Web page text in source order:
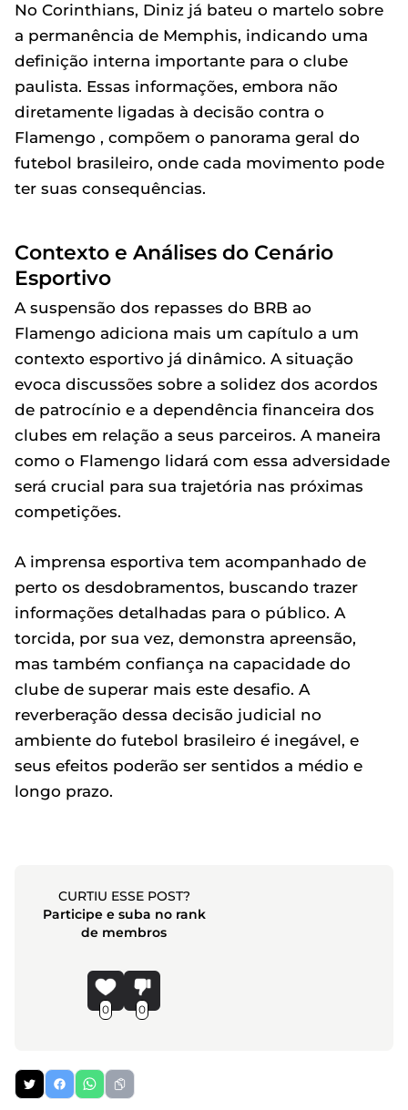
No Corinthians, Diniz já bateu o martelo sobre
a permanência de Memphis, indicando uma
definição interna importante para o clube
paulista. Essas informações, embora não
diretamente ligadas à decisão contra o
Flamengo , compõem o panorama geral do
futebol brasileiro, onde cada movimento pode
ter suas consequências.
Contexto e Análises do Cenário
Esportivo
A suspensão dos repasses do BRB ao
Flamengo adiciona mais um capítulo a um
contexto esportivo já dinâmico. A situação
evoca discussões sobre a solidez dos acordos
de patrocínio e a dependência financeira dos
clubes em relação a seus parceiros. A maneira
como o Flamengo lidará com essa adversidade
será crucial para sua trajetória nas próximas
competições.
A imprensa esportiva tem acompanhado de
perto os desdobramentos, buscando trazer
informações detalhadas para o público. A
torcida, por sua vez, demonstra apreensão,
mas também confiança na capacidade do
clube de superar mais este desafio. A
reverberação dessa decisão judicial no
ambiente do futebol brasileiro é inegável, e
seus efeitos poderão ser sentidos a médio e
longo prazo.
CURTIU ESSE POST?
Participe e suba no rank
de membros
0 0